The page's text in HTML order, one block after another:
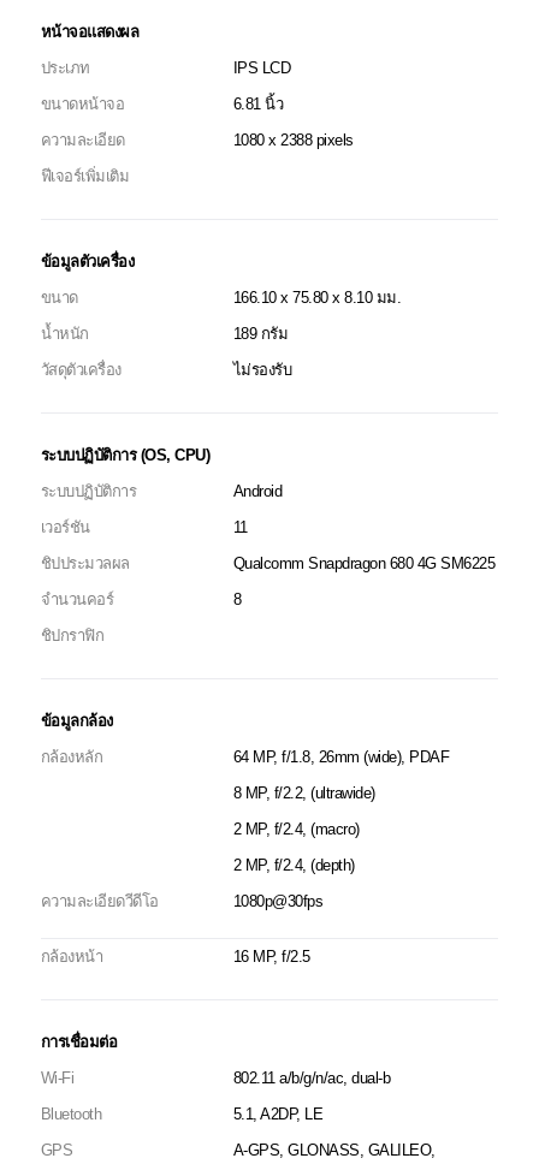
หน้าจอแสดงผล
ประเภท
IPS LCD
ขนาดหน้าจอ
6.81 นิ้ว
ความละเอียด
1080 x 2388 pixels
ฟีเจอร์เพิ่มเติม
ข้อมูลตัวเครื่อง
ขนาด
166.10 x 75.80 x 8.10 มม.
น้ำหนัก
189 กรัม
วัสดุตัวเครื่อง
ไม่รองรับ
ระบบปฏิบัติการ (OS, CPU)
ระบบปฏิบัติการ
Android
เวอร์ชัน
11
ชิปประมวลผล
Qualcomm Snapdragon 680 4G SM6225
จำนวนคอร์
8
ชิปกราฟิก
ข้อมูลกล้อง
กล้องหลัก
64 MP, f/1.8, 26mm (wide), PDAF
8 MP, f/2.2, (ultrawide)
2 MP, f/2.4, (macro)
2 MP, f/2.4, (depth)
ความละเอียดวีดีโอ
1080p@30fps
กล้องหน้า 16 MP, f/2.5
การเชื่อมต่อ
Wi-Fi
802.11 a/b/g/n/ac, dual-b
Bluetooth
5.1, A2DP, LE
GPS
A-GPS, GLONASS, GALILEO,